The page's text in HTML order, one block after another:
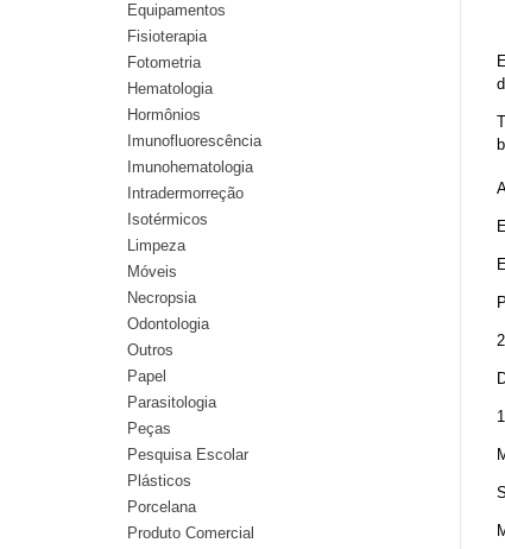
Equipamentos
Fisioterapia
Fotometria
Hematologia
Hormônios
Imunofluorescência
Imunohematologia
Intradermorreção
Isotérmicos
Limpeza
Móveis
Necropsia
Odontologia
Outros
Papel
Parasitologia
Peças
Pesquisa Escolar
Plásticos
Porcelana
Produto Comercial